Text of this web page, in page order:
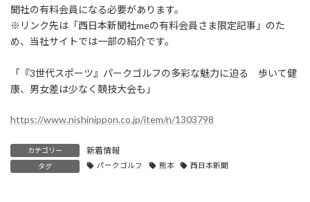
聞社の有料会員になる必要があります。
※リンク先は「西日本新聞社meの有料会員さま限定記事」のた
め、当社サイトでは一部の紹介です。
「『3世代スポーツ』パークゴルフの多彩な魅力に迫る 歩いて健
康、男女差は少なく競技大会も」
https://www.nishinippon.co.jp/item/n/1303798
カテゴリー 新着情報
タグ パークゴルフ 熊本 西日本新聞